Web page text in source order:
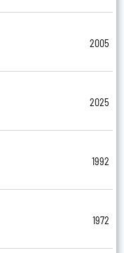
2005
2025
1992
1972